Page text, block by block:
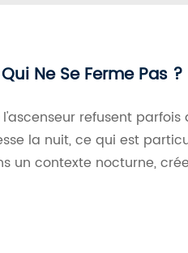
Ne Se Ferme Pas ?
refusent parfois
la nuit, ce qui est
un contexte nocturne,